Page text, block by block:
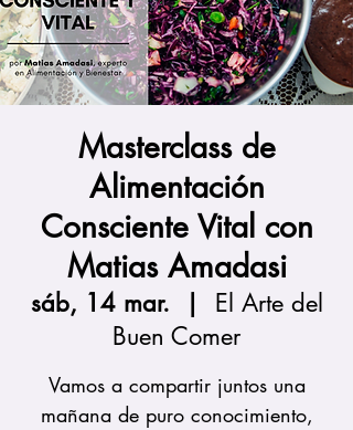
Masterclass de
Alimentación
Consciente Vital con
Matias Amadasi
sáb, 14 mar.
El Arte del
Buen Comer
Vamos a compartir juntos una
mañana de puro conocimiento,